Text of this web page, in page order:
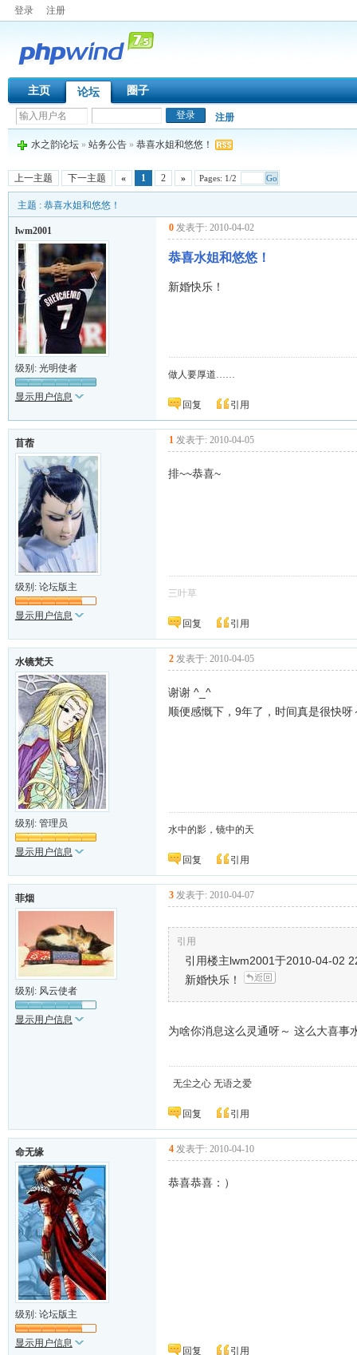
登录 注册
主页 论坛 圈子
注册
水之韵论坛» 站务公告» 恭喜水姐和悠悠！
上一主题 下一主题 « 1 2 » Pages: 1/2 Go
主题 : 恭喜水姐和悠悠！
lwm2001
级别: 光明使者
显示用户信息
0 发表于: 2010-04-02
恭喜水姐和悠悠！
新婚快乐！
做人要厚道……
回复 引用
苜蓿
级别: 论坛版主
显示用户信息
1 发表于: 2010-04-05
排~~恭喜~
三叶草
回复 引用
水镜梵天
级别: 管理员
显示用户信息
2 发表于: 2010-04-05
谢谢 ^_^
顺便感慨下，9年了，时间真是很快呀
水中的影，镜中的天
回复 引用
菲烟
级别: 风云使者
显示用户信息
3 发表于: 2010-04-07
引用
引用楼主lwm2001于2010-04-02
新婚快乐！
为啥你消息这么灵通呀～ 这么大喜事
无尘之心 无语之爱
回复 引用
命无缘
级别: 论坛版主
显示用户信息
4 发表于: 2010-04-10
恭喜恭喜：）
回复 引用